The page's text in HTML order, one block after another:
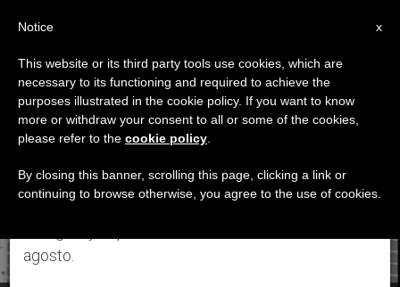
ETIQUETA
Posts Tagged ‘13
Mayo 2018’
ÚLTIMAS NOTICIAS
×
Aviso importante
Del 27 de julio al 7 de agosto haremos la pausa
anual, aprovechando que en el periodo de verano
se generan menos informaciones y también el
agosto.
x
Notice
This website or its third party tools use cookies, which are
necessary to its functioning and required to achieve the
purposes illustrated in the cookie policy. If you want to know
more or withdraw your consent to all or some of the cookies,
please refer to the cookie policy
By closing this banner, scrolling this page, clicking a link or
continuing to browse otherwise, you agree to the use of cookies.